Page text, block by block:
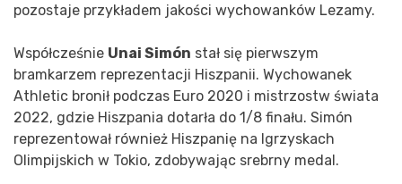
pozostaje przykładem jakości wychowanków Lezamy.
Współcześnie Unai Simón stał się pierwszym
bramkarzem reprezentacji Hiszpanii. Wychowanek
Athletic bronił podczas Euro 2020 i mistrzostw świata
2022, gdzie Hiszpania dotarła do 1/8 finału. Simón
reprezentował również Hiszpanię na Igrzyskach
Olimpijskich w Tokio, zdobywając srebrny medal.